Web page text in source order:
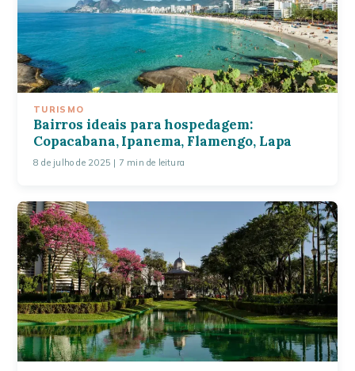
TURISMO
Bairros ideais para hospedagem:
Copacabana, Ipanema, Flamengo, Lapa
8 de julho de 2025 | 7 min de leitura